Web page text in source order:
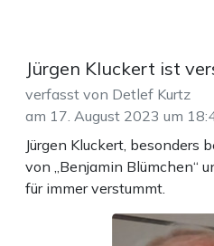
Jürgen Kluckert ist
verfasst von Detlef Kurtz
am 17. August 2023 um
Jürgen Kluckert, besonders
von „Benjamin Blümchen“
für immer verstummt.